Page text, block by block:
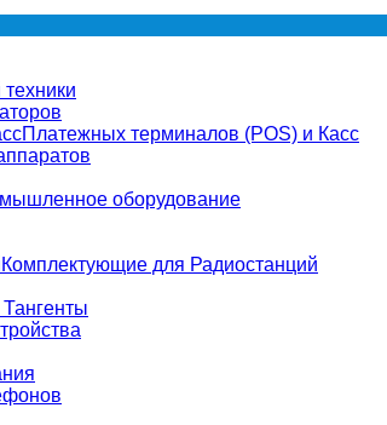
Платежных терминалов (POS) и Касс
оборудование
Комплектующие для Радиостанций